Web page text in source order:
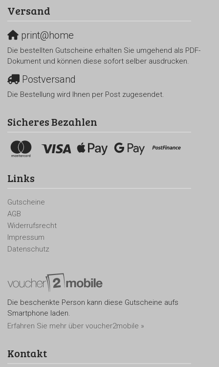
Versand
print@home
Die bestellten Gutscheine erhalten Sie umgehend als PDF-
Dokument und können diese sofort selber ausdrucken.
Postversand
Die Bestellung wird Ihnen per Post zugesendet.
Sicheres Bezahlen
Links
Gutscheine
AGB
Widerrufsrecht
Impressum
Datenschutz
Die beschenkte Person kann diese Gutscheine aufs
Smartphone laden.
Erfahren Sie mehr über voucher2mobile »
Kontakt